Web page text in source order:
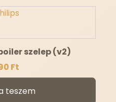
szelep (v2)
Ft
teszem